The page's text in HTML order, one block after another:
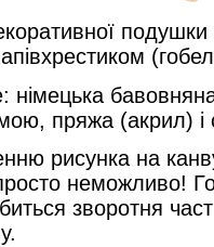
німецька
пряжа (акрил) і
рисунка на
неможливо!
зворотня